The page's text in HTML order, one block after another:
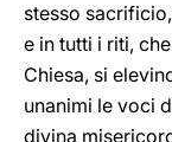
stesso
e in tutti i riti,
Chiesa, si
unanimi le voci
divina